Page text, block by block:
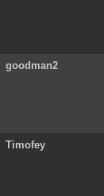
goodman2
Timofey